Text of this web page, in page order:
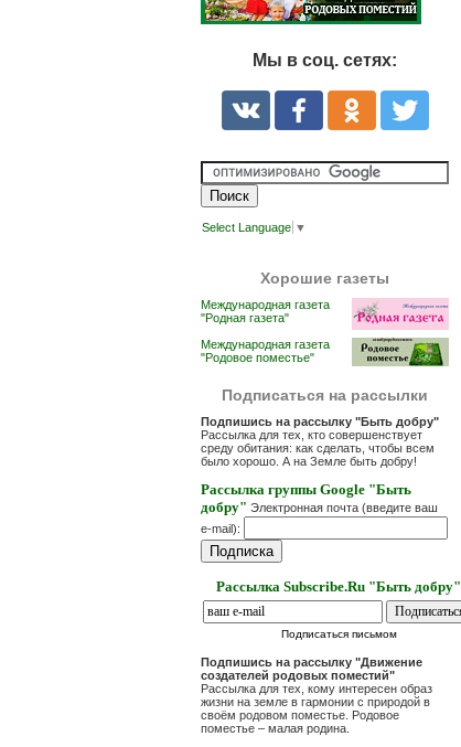
Мы в соц. сетях:
Select Language ▼
Хорошие газеты
Международная газета
"Родная газета"
Международная газета
"Родовое поместье"
Подписаться на рассылки
Подпишись на рассылку "Быть добру"
Рассылка для тех, кто совершенствует
среду обитания: как сделать, чтобы всем
было хорошо. А на Земле быть добру!
Рассылка группы Google "Быть
добру" Электронная почта (введите ваш
e-mail):
Рассылка Subscribe.Ru "Быть добру"
Подписаться письмом
Подпишись на рассылку "Движение
создателей родовых поместий"
Рассылка для тех, кому интересен образ
жизни на земле в гармонии с природой в
своём родовом поместье. Родовое
поместье – малая родина.